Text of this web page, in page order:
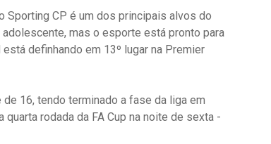
Sporting CP é um dos principais alvos do
mas o esporte está pronto para
definhando em 13º lugar na Premier
de 16, tendo terminado a fase da liga em
rodada da FA Cup na noite de sexta -